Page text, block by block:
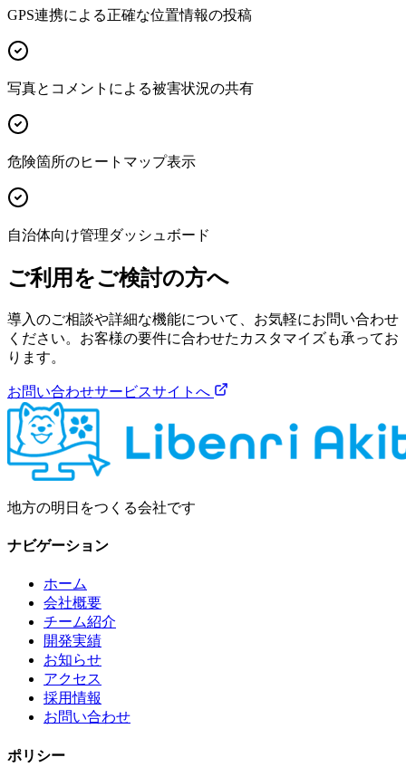
GPS連携による正確な位置情報の投稿
写真とコメントによる被害状況の共有
危険箇所のヒートマップ表示
自治体向け管理ダッシュボード
ご利用をご検討の方へ
導入のご相談や詳細な機能について、お気軽にお問い合わせ
ください。お客様の要件に合わせたカスタマイズも承ってお
ります。
お問い合わせサービスサイトへ
地方の明日をつくる会社です
ナビゲーション
ホーム
会社概要
チーム紹介
開発実績
お知らせ
アクセス
採用情報
お問い合わせ
ポリシー